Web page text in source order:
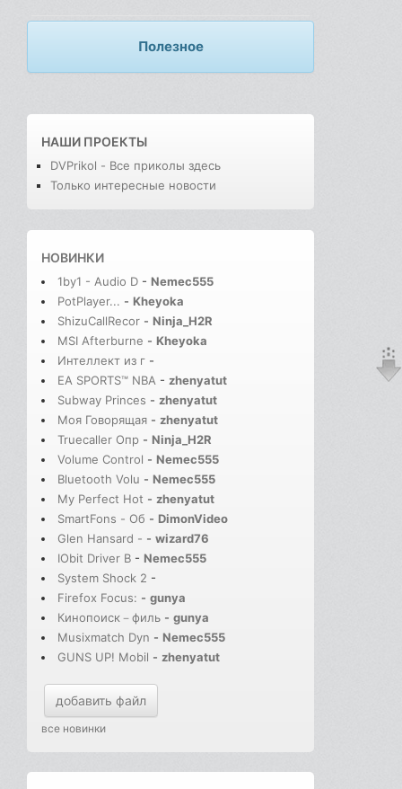
Полезное
НАШИ ПРОЕКТЫ
DVPrikol - Все приколы здесь
Только интересные новости
НОВИНКИ
1by1 - Audio D - Nemec555
PotPlayer... - Kheyoka
ShizuCallRecor - Ninja_H2R
MSI Afterburne - Kheyoka
Интеллект из г -
EA SPORTS™ NBA - zhenyatut
Subway Princes - zhenyatut
Моя Говорящая - zhenyatut
Truecaller Опр - Ninja_H2R
Volume Control - Nemec555
Bluetooth Volu - Nemec555
My Perfect Hot - zhenyatut
SmartFons - Об - DimonVideo
Glen Hansard - - wizard76
IObit Driver B - Nemec555
System Shock 2 -
Firefox Focus: - gunya
Кинопоиск－филь - gunya
Musixmatch Dyn - Nemec555
GUNS UP! Mobil - zhenyatut
добавить файл
все новинки